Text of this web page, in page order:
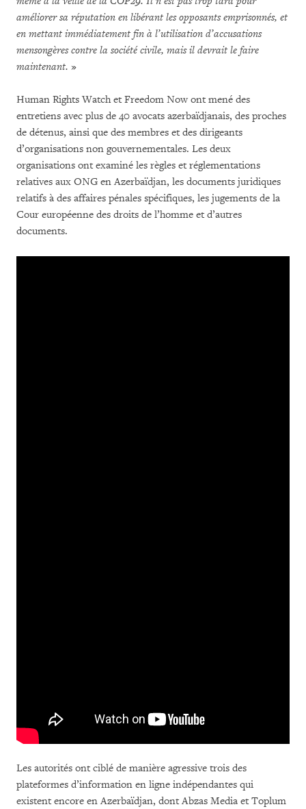
améliorer sa réputation en libérant les opposants emprisonnés, et
en mettant immédiatement fin à l’utilisation d’accusations
mensongères contre la société civile, mais il devrait le faire
maintenant. »
Human Rights Watch et Freedom Now ont mené des
entretiens avec plus de 40 avocats azerbaïdjanais, des proches
de détenus, ainsi que des membres et des dirigeants
d’organisations non gouvernementales. Les deux
organisations ont examiné les règles et réglementations
relatives aux ONG en Azerbaïdjan, les documents juridiques
relatifs à des affaires pénales spécifiques, les jugements de la
Cour européenne des droits de l’homme et d’autres
documents.
Les autorités ont ciblé de manière agressive trois des
plateformes d’information en ligne indépendantes qui
existent encore en Azerbaïdjan, dont Abzas Media et Toplum